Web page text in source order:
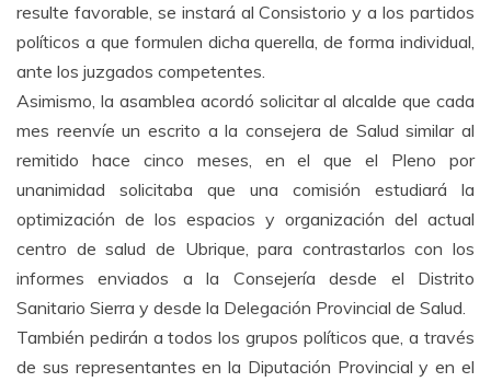
resulte favorable, se instará al Consistorio y a los partidos
políticos a que formulen dicha querella, de forma individual,
ante los juzgados competentes.
Asimismo, la asamblea acordó solicitar al alcalde que cada
mes reenvíe un escrito a la consejera de Salud similar al
remitido hace cinco meses, en el que el Pleno por
unanimidad solicitaba que una comisión estudiará la
optimización de los espacios y organización del actual
centro de salud de Ubrique, para contrastarlos con los
informes enviados a la Consejería desde el Distrito
Sanitario Sierra y desde la Delegación Provincial de Salud.
También pedirán a todos los grupos políticos que, a través
de sus representantes en la Diputación Provincial y en el